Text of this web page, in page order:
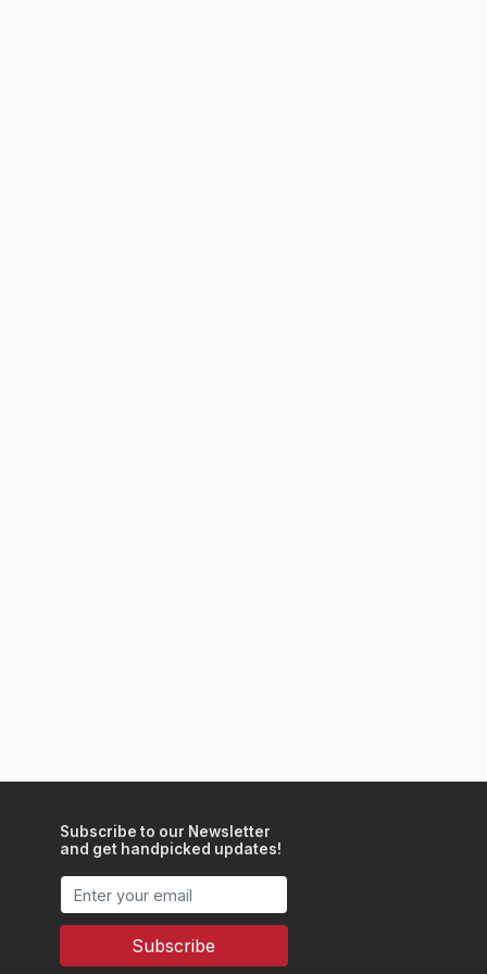
Subscribe to our Newsletter
and get handpicked updates!
Subscribe